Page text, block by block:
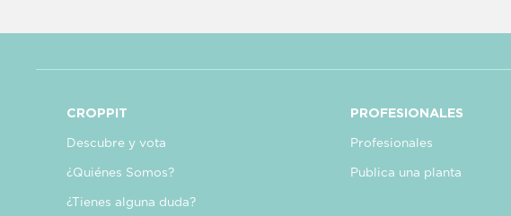
CROPPIT
Descubre y vota
¿Quiénes Somos?
¿Tienes alguna duda?
PROFESIONALES
Profesionales
Publica una planta